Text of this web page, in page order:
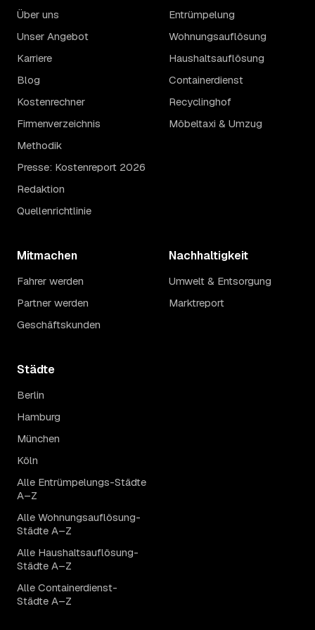
Über uns
Unser Angebot
Karriere
Blog
Kostenrechner
Firmenverzeichnis
Methodik
Presse: Kostenreport 2026
Redaktion
Quellenrichtlinie
Entrümpelung
Wohnungsauflösung
Haushaltsauflösung
Containerdienst
Recyclinghof
Möbeltaxi & Umzug
Mitmachen
Fahrer werden
Partner werden
Geschäftskunden
Nachhaltigkeit
Umwelt & Entsorgung
Marktreport
Städte
Berlin
Hamburg
München
Köln
Alle Entrümpelungs-Städte
A–Z
Alle Wohnungsauflösung-
Städte A–Z
Alle Haushaltsauflösung-
Städte A–Z
Alle Containerdienst-
Städte A–Z